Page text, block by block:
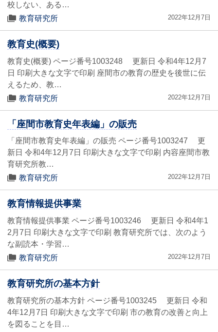
校しない、ある…
教育研究所
2022年12月7日
教育史(概要)
教育史(概要) ページ番号1003248 更新日 令和4年12月7
日 印刷大きな文字で印刷 座間市の教育の歴史を後世に伝
えるため、教…
教育研究所
2022年12月7日
「座間市教育史年表編」の販売
「座間市教育史年表編」の販売 ページ番号1003247 更
新日 令和4年12月7日 印刷大きな文字で印刷 内容座間市教
育研究所教…
教育研究所
2022年12月7日
教育情報提供事業
教育情報提供事業 ページ番号1003246 更新日 令和4年1
2月7日 印刷大きな文字で印刷 教育研究所では、次のよう
な副読本・学習…
教育研究所
2022年12月7日
教育研究所の基本方針
教育研究所の基本方針 ページ番号1003245 更新日 令和
4年12月7日 印刷大きな文字で印刷 市の教育の改善と向上
を図ることを目…